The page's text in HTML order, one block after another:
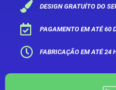
DESIGN GRATUÍTO DO
PAGAMENTO EM ATÉ 60
FABRICAÇÃO EM ATÉ 24